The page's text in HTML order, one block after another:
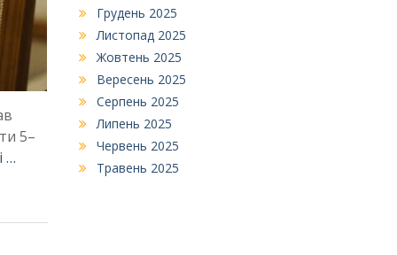
5–
…
Грудень 2025
Листопад 2025
Жовтень 2025
Вересень 2025
Серпень 2025
Липень 2025
Червень 2025
Травень 2025